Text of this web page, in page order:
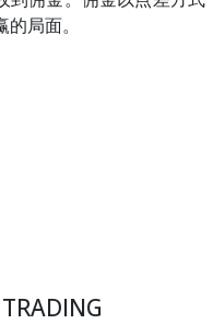
局面。